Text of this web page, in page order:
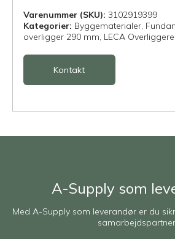
Varenummer (SKU): 3102919399
Kategorier: Byggematerialer,
overligger 290 mm, LECA Overliggere
Kontakt
A-Supply som
Med A-Supply som leverandør er du